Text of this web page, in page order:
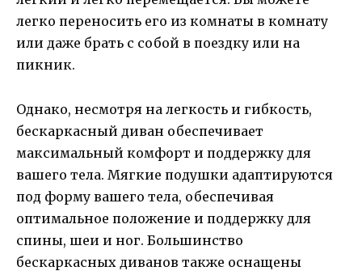
легко переносить его из комнаты в комнату
или даже брать с собой в поездку или на
пикник.
Однако, несмотря на легкость и гибкость,
бескаркасный диван обеспечивает
максимальный комфорт и поддержку для
вашего тела. Мягкие подушки адаптируются
под форму вашего тела, обеспечивая
оптимальное положение и поддержку для
спины, шеи и ног. Большинство
бескаркасных диванов также оснащены